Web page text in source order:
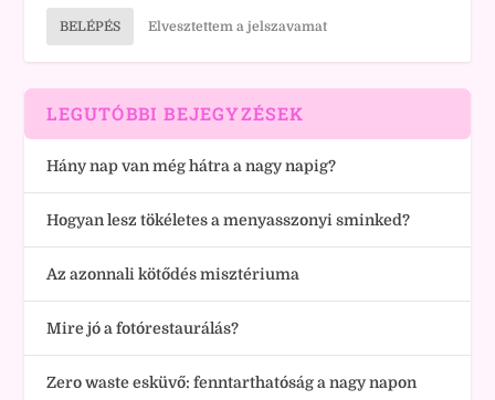
BELÉPÉS Elvesztettem a jelszavamat
LEGUTÓBBI BEJEGYZÉSEK
Hány nap van még hátra a nagy napig?
Hogyan lesz tökéletes a menyasszonyi sminked?
Az azonnali kötődés misztériuma
Mire jó a fotórestaurálás?
Zero waste esküvő: fenntarthatóság a nagy napon